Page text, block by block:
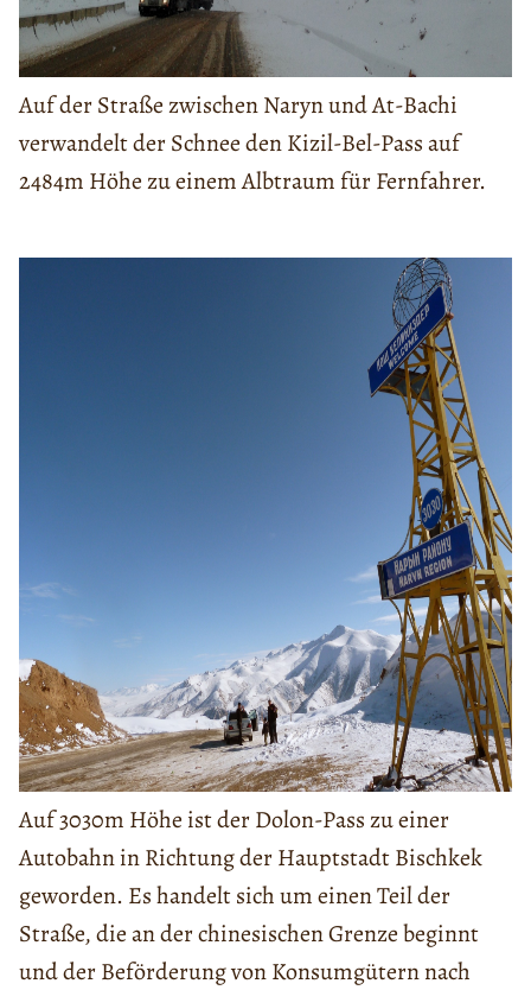
Auf der Straße zwischen Naryn und At-Bachi
verwandelt der Schnee den Kizil-Bel-Pass auf
2484m Höhe zu einem Albtraum für Fernfahrer.
Auf 3030m Höhe ist der Dolon-Pass zu einer
Autobahn in Richtung der Hauptstadt Bischkek
geworden. Es handelt sich um einen Teil der
Straße, die an der chinesischen Grenze beginnt
und der Beförderung von Konsumgütern nach